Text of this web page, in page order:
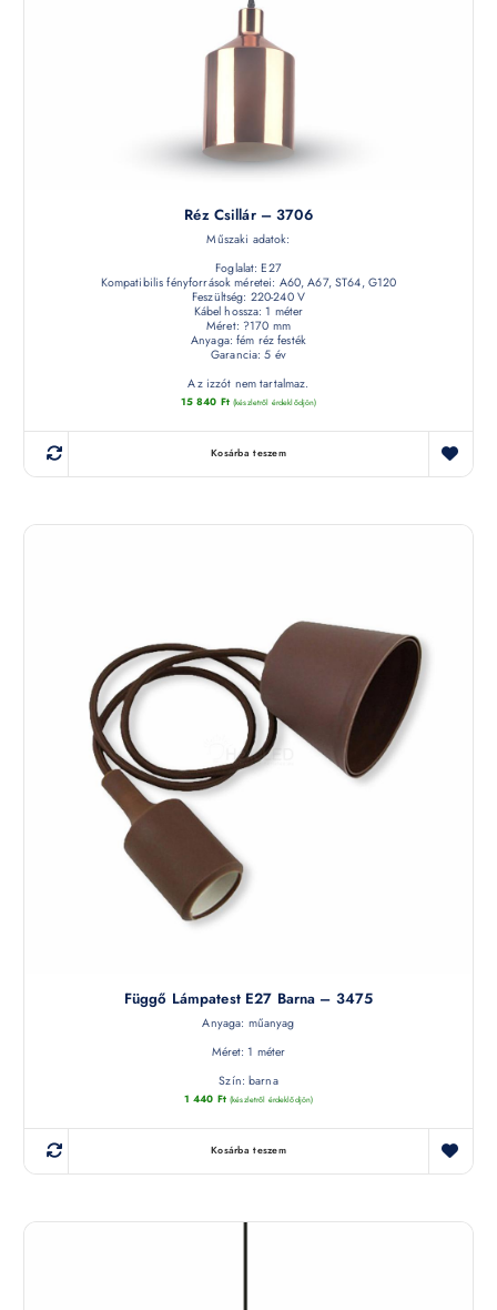
Réz Csillár – 3706
Műszaki adatok:
Foglalat: E27
Kompatibilis fényforrások méretei: A60, A67, ST64, G120
Feszültség: 220-240 V
Kábel hossza: 1 méter
Méret: ?170 mm
Anyaga: fém réz festék
Garancia: 5 év
Az izzót nem tartalmaz.
15 840 Ft (készletről érdeklődjön)
Kosárba teszem
Függő Lámpatest E27 Barna – 3475
Anyaga: műanyag
Méret: 1 méter
Szín: barna
1 440 Ft (készletről érdeklődjön)
Kosárba teszem